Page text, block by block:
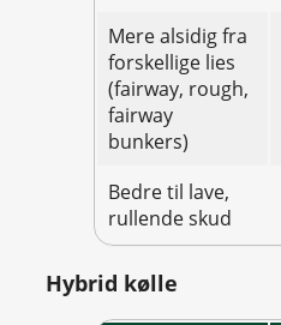
Mere alsidig fra
forskellige lies
(fairway, rough,
fairway
bunkers)
Bedre til lave,
rullende skud
Hybrid kølle